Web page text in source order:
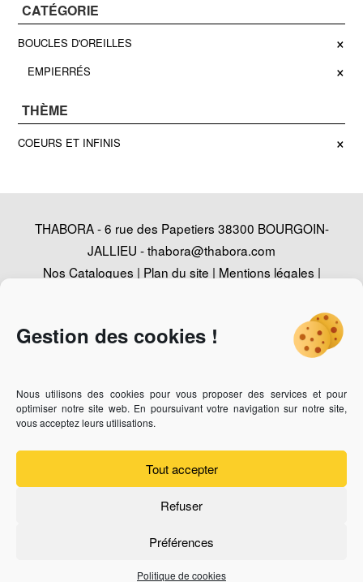
Gestion des cookies !
Nous utilisons des cookies pour vous proposer des services et pour
optimiser notre site web. En poursuivant votre navigation sur notre site,
vous acceptez leurs utilisations.
Tout accepter
Refuser
Préférences
Politique de cookies
CATÉGORIE
BOUCLES D'OREILLES ×
EMPIERRÉS ×
THÈME
COEURS ET INFINIS ×
THABORA - 6 rue des Papetiers 38300 BOURGOIN-
JALLIEU -thabora@thabora.com
Nos Catalogues | Plan du site | Mentions légales |
Vous recherchez un revendeur des bijoux Thabora ?Cliquez-
ici
Vous êtes bijoutier professionnel et vous souhaitez devenir